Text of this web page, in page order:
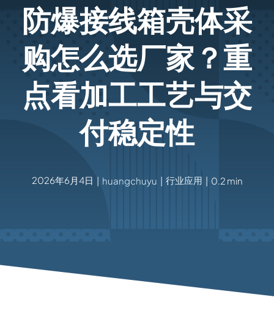
防爆接线箱壳体采
购怎么选厂家？重
点看加工工艺与交
付稳定性
2026年6月4日 | huangchuyu | 行业应用 | 0.2 min